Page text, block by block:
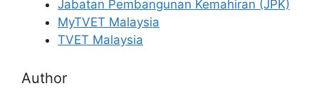
Jabatan Pembangunan Kemahiran (JPK)
MyTVET Malaysia
TVET Malaysia
Author